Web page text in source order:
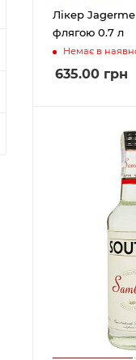
Лікер
флягою 0.7 л
Немає в
635.00 грн